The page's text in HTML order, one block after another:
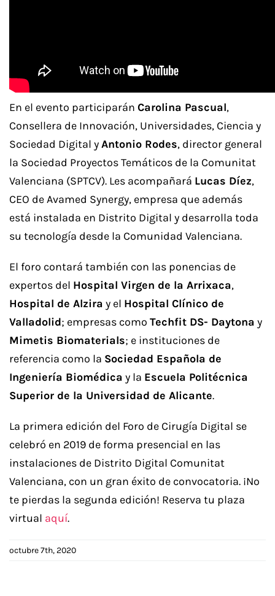
En el evento participarán Carolina Pascual,
Consellera de Innovación, Universidades, Ciencia y
Sociedad Digital yAntonio Rodes, director general
la Sociedad Proyectos Temáticos de la Comunitat
Valenciana (SPTCV). Les acompañará Lucas Díez,
CEO de Avamed Synergy, empresa que además
está instalada en Distrito Digital y desarrolla toda
su tecnología desde la Comunidad Valenciana.
El foro contará también con las ponencias de
expertos del Hospital Virgen de la Arrixaca,
Hospital de Alzira y el Hospital Clínico de
Valladolid; empresas como Techfit DS- Daytona y
Mimetis Biomaterials; e instituciones de
referencia como la Sociedad Española de
Ingeniería Biomédica y la Escuela Politécnica
Superior de la Universidad de Alicante.
La primera edición del Foro de Cirugía Digital se
celebró en 2019 de forma presencial en las
instalaciones de Distrito Digital Comunitat
Valenciana, con un gran éxito de convocatoria. ¡No
te pierdas la segunda edición! Reserva tu plaza
virtual aquí.
octubre 7th, 2020